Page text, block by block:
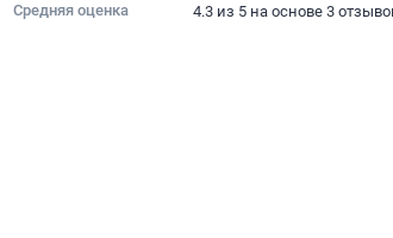
Средняя оценка
4.3 из 5 на основе 3